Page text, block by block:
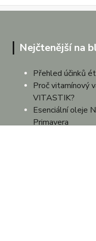
Nejčtenější na
Přehled účinků
Proč vitamínový
VITASTIK?
Esenciální oleje
Primavera